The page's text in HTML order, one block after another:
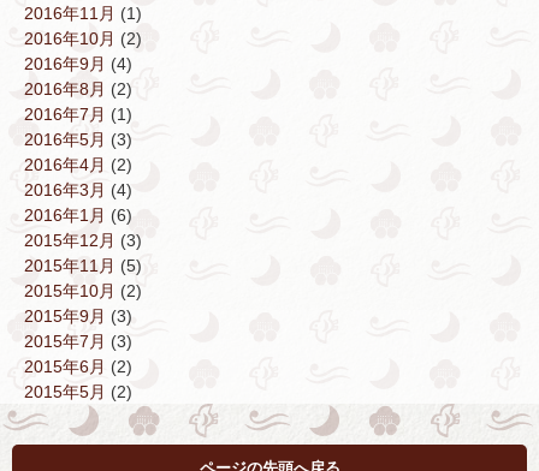
2016年11月 (1)
2016年10月 (2)
2016年9月 (4)
2016年8月 (2)
2016年7月 (1)
2016年5月 (3)
2016年4月 (2)
2016年3月 (4)
2016年1月 (6)
2015年12月 (3)
2015年11月 (5)
2015年10月 (2)
2015年9月 (3)
2015年7月 (3)
2015年6月 (2)
2015年5月 (2)